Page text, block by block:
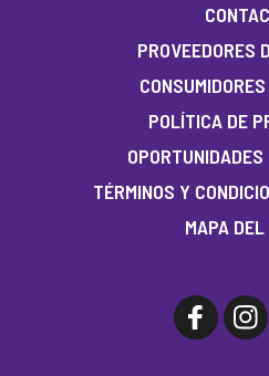
PROVEEDORES
POLÍTICA DE
TÉRMINOS Y
MAPA